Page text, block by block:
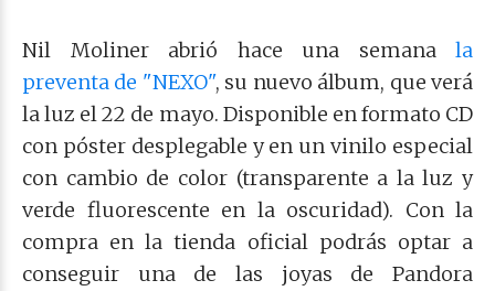
Nil Moliner abrió hace una semana la
preventa de "NEXO", su nuevo álbum, que verá
la luz el 22 de mayo. Disponible en formato CD
con póster desplegable y en un vinilo especial
con cambio de color (transparente a la luz y
verde fluorescente en la oscuridad). Con la
compra en la tienda oficial podrás optar a
conseguir una de las joyas de Pandora